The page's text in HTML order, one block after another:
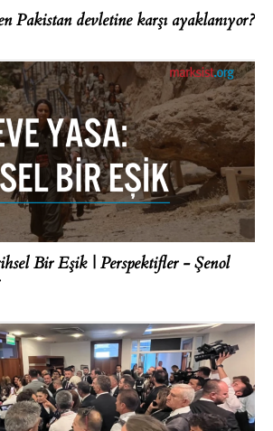
Pakistan devletine karşı ayaklanıyor?
Bir Eşik | Perspektifler - Şenol